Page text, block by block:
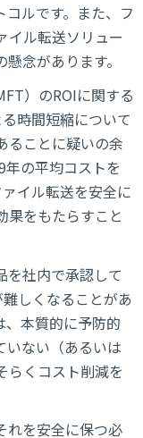
ルです。また、フ
イル転送ソリュー
念があります。
）のROIに関する
時間短縮について
ることに疑いの余
の平均コストを
イル転送を安全に
果をもたらすこと
を社内で承認して
しくなることがあ
、本質的に予防的
いない（あるいは
らくコスト削減を
れを安全に保つ必